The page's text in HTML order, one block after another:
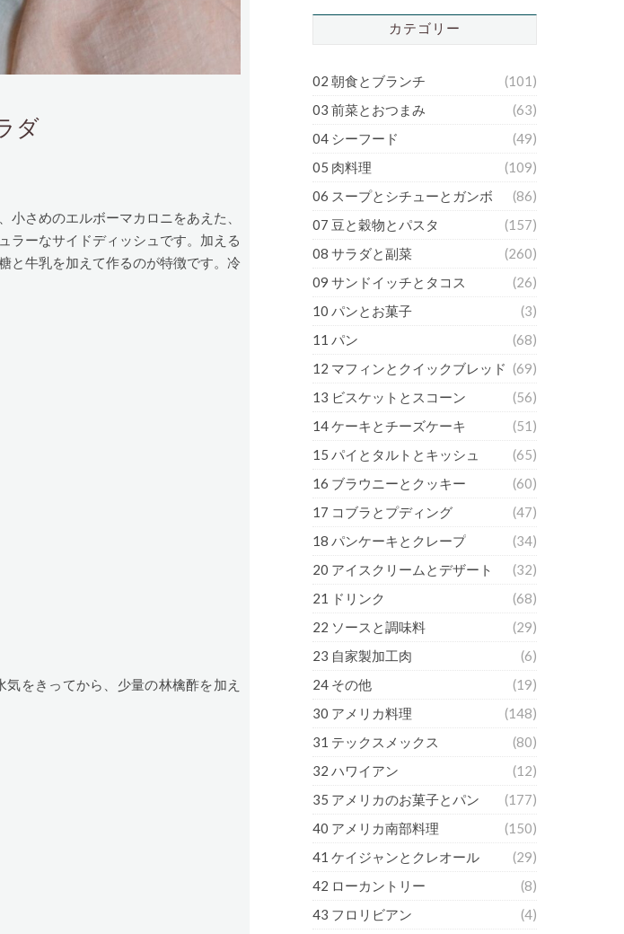
ダ
さめのエルボーマカロニをあえた、
ラーなサイドディッシュです。加える
と牛乳を加えて作るのが特徴です。冷
をきってから、少量の林檎酢を加え
カテゴリー
02 朝食とブランチ
(101)
03 前菜とおつまみ
(63)
04 シーフード
(49)
05 肉料理
(109)
06 スープとシチューとガンボ
(86)
07 豆と穀物とパスタ
(157)
08 サラダと副菜
(260)
09 サンドイッチとタコス
(26)
10 パンとお菓子
(3)
11 パン
(68)
12 マフィンとクイックブレッド (69)
13 ビスケットとスコーン
(56)
14 ケーキとチーズケーキ
(51)
15 パイとタルトとキッシュ
(65)
16 ブラウニーとクッキー
(60)
17 コブラとプディング
(47)
18 パンケーキとクレープ
(34)
20 アイスクリームとデザート
(32)
21 ドリンク
(68)
22 ソースと調味料
(29)
23 自家製加工肉
(6)
24 その他
(19)
30 アメリカ料理
(148)
31 テックスメックス
(80)
32 ハワイアン
(12)
35 アメリカのお菓子とパン
(177)
40 アメリカ南部料理
(150)
41 ケイジャンとクレオール
(29)
42 ローカントリー
(8)
43 フロリビアン
(4)